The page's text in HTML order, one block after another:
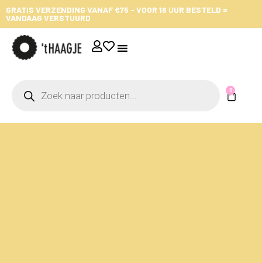
GRATIS VERZENDING VANAF €75 - VOOR 16 UUR BESTELD =
VANDAAG VERSTUURD
0